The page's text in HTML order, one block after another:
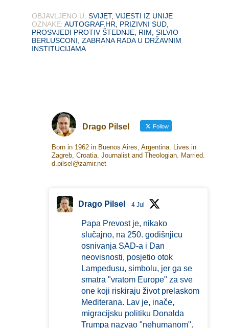
OBJAVLJENO U: SVIJET,VIJESTI IZ UNIJE
OZNAKE: AUTOGRAF.HR, PRIZIVNI SUD,
PROSVJEDI PROTIV ŠTEDNJE, RIM,SILVIO
BERLUSCONI,ZABRANA RADA U DRŽAVNIM
INSTITUCIJAMA
Drago Pilsel Follow
Born in 1962 in Buenos Aires, Argentina. Lives in
Zagreb, Croatia. Journalist and Theologian. Married.
d.pilsel@zamir.net
Drago Pilsel 4 Jul
Papa Prevost je, nikako
slučajno, na 250. godišnjicu
osnivanja SAD-a i Dan
neovisnosti, posjetio otok
Lampedusu, simbolu, jer ga se
smatra "vratom Europe" za sve
one koji riskiraju život prelaskom
Mediterana. Lav je, inače,
migracijsku politiku Donalda
Trumpa nazvao "nehumanom".